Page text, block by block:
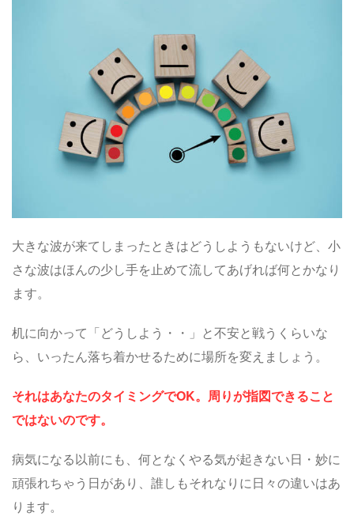
大きな波が来てしまったときはどうしようもないけど、小
さな波はほんの少し手を止めて流してあげれば何とかなり
ます。
机に向かって「どうしよう・・」と不安と戦うくらいな
ら、いったん落ち着かせるために場所を変えましょう。
それはあなたのタイミングでOK。周りが指図できること
ではないのです。
病気になる以前にも、何となくやる気が起きない日・妙に
頑張れちゃう日があり、誰しもそれなりに日々の違いはあ
ります。